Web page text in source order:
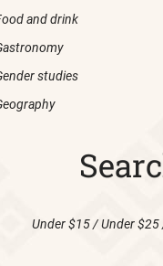
and drink
studies
Under $15/Under $25